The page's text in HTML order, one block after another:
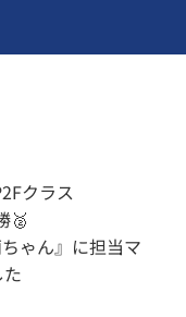
クラス
🥈
ゃん』に担当マ